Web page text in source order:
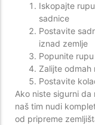
Iskopajte
sadnice
Postavite
iznad zemlje
Popunite
Zalijte odmah
Postavite
Ako niste sigurni
naš tim nudi
od pripreme